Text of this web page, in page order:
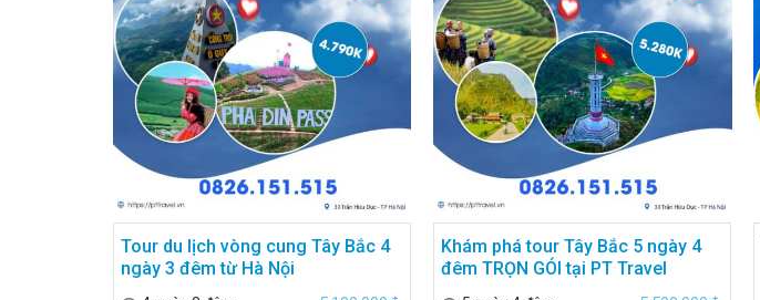
Tour du lịch vòng cung Tây Bắc 4
ngày 3 đêm từ Hà Nội
Khám phá tour Tây Bắc 5 ngày 4
đêm TRỌN GÓI tại PT Travel